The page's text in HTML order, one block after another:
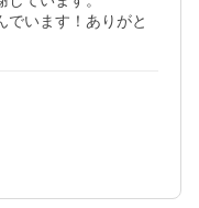
でいます！ありがと